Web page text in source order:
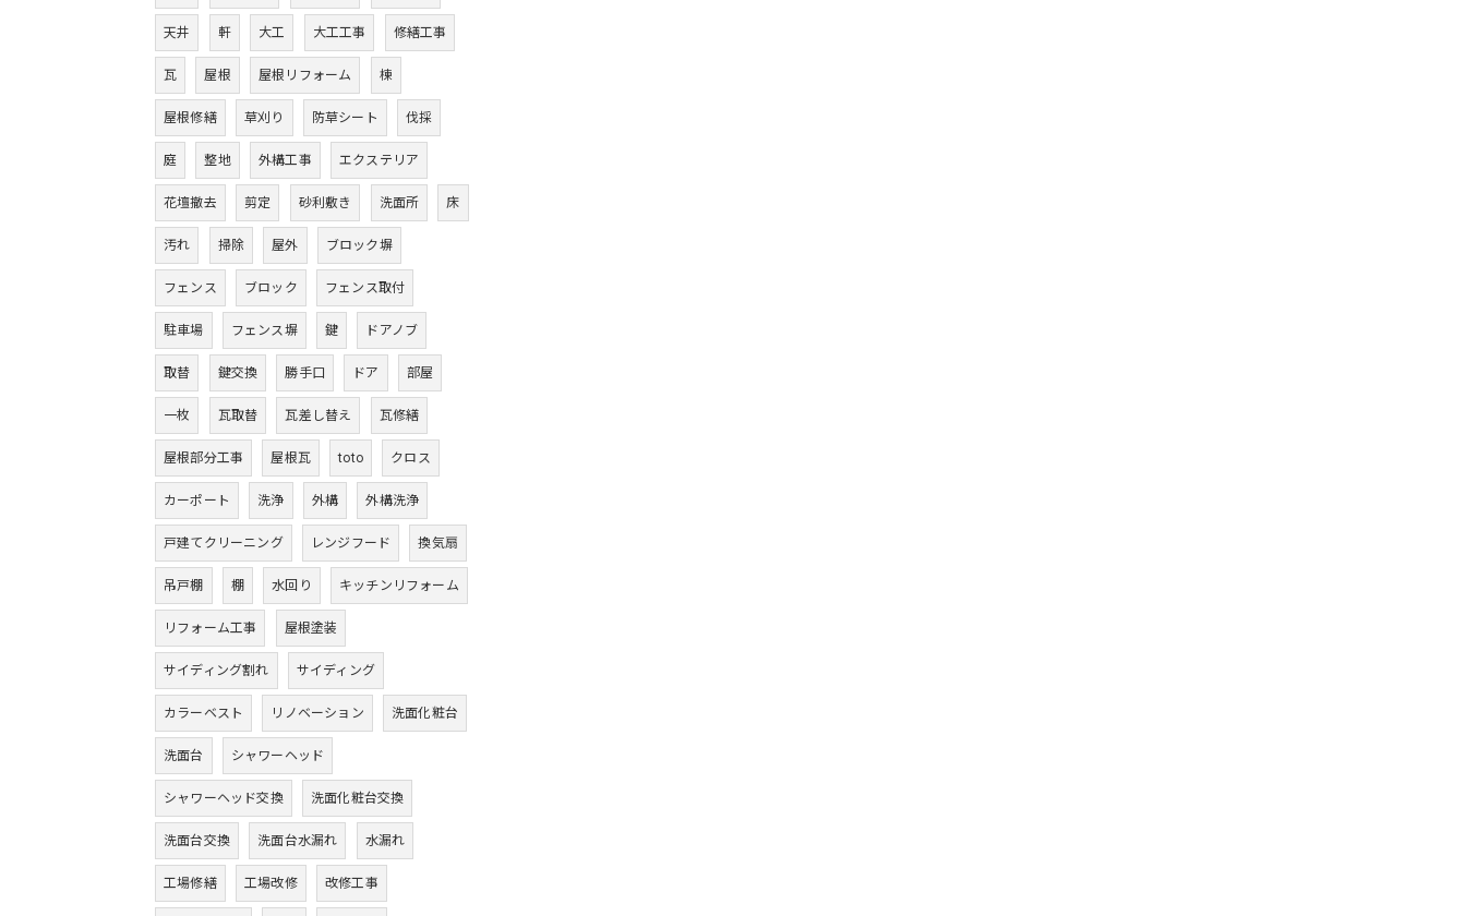
天井 軒 大工 大工工事 修繕工事
瓦 屋根 屋根リフォーム 棟
屋根修繕 草刈り 防草シート 伐採
庭 整地 外構工事 エクステリア
花壇撤去 剪定 砂利敷き 洗面所 床
汚れ 掃除 屋外 ブロック塀
フェンス ブロック フェンス取付
駐車場 フェンス塀 鍵 ドアノブ
取替 鍵交換 勝手口 ドア 部屋
一枚 瓦取替 瓦差し替え 瓦修繕
屋根部分工事 屋根瓦 toto クロス
カーポート 洗浄 外構 外構洗浄
戸建てクリーニング レンジフード 換気扇
吊戸棚 棚 水回り キッチンリフォーム
リフォーム工事 屋根塗装
サイディング割れ サイディング
カラーベスト リノベーション 洗面化粧台
洗面台 シャワーヘッド
シャワーヘッド交換 洗面化粧台交換
洗面台交換 洗面台水漏れ 水漏れ
工場修繕 工場改修 改修工事